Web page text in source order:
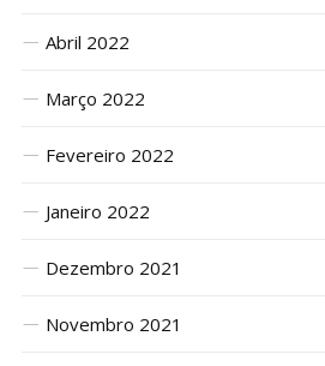
Abril 2022
Março 2022
Fevereiro 2022
Janeiro 2022
Dezembro 2021
Novembro 2021